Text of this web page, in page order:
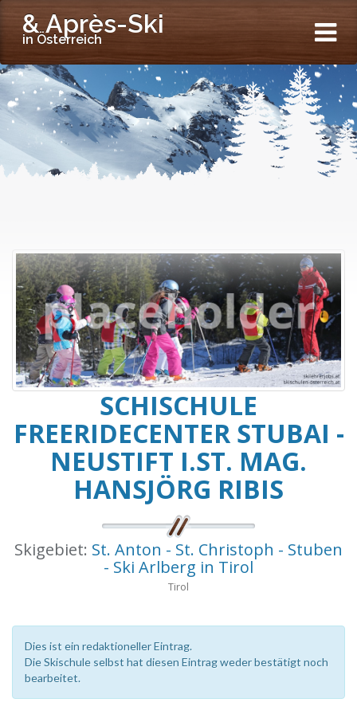
& Après-Ski
in Österreich
SCHISCHULE
FREERIDECENTER STUBAI -
NEUSTIFT I.ST. MAG.
HANSJÖRG RIBIS
Skigebiet: St. Anton - St. Christoph - Stuben
- Ski Arlberg in Tirol
Tirol
Dies ist ein redaktioneller Eintrag.
Die Skischule selbst hat diesen Eintrag weder bestätigt noch
bearbeitet.